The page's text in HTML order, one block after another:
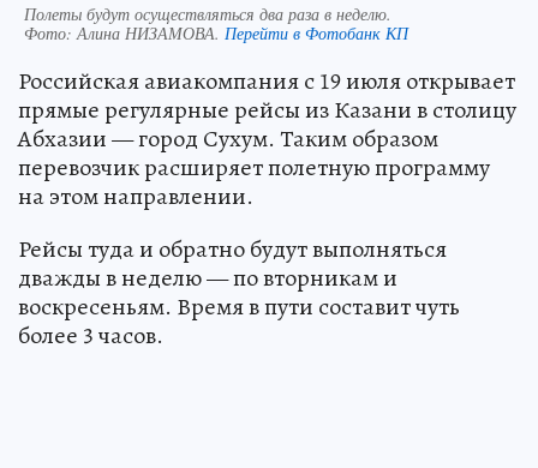
Полеты будут осуществляться два раза в неделю.
Фото:Алина НИЗАМОВА. Перейти в Фотобанк КП
Российская авиакомпания с 19 июля открывает
прямые регулярные рейсы из Казани в столицу
Абхазии — город Сухум. Таким образом
перевозчик расширяет полетную программу
на этом направлении.
Рейсы туда и обратно будут выполняться
дважды в неделю — по вторникам и
воскресеньям. Время в пути составит чуть
более 3 часов.